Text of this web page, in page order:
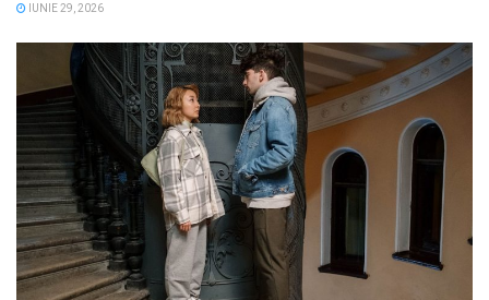
IUNIE 29, 2026